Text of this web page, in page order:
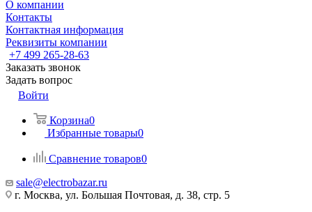
О компании
Контакты
Контактная информация
Реквизиты компании
+7 499 265-28-63
Заказать звонок
Задать вопрос
Войти
Корзина0
Избранные товары0
Сравнение товаров0
sale@electrobazar.ru
г. Москва, ул. Большая Почтовая, д. 38, стр. 5